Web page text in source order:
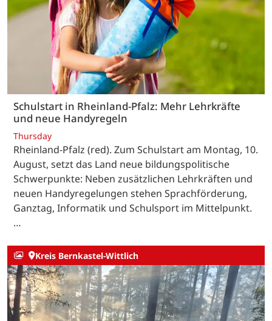
Schulstart in Rheinland-Pfalz: Mehr Lehrkräfte
und neue Handyregeln
Thursday
Rheinland-Pfalz (red). Zum Schulstart am Montag, 10.
August, setzt das Land neue bildungspolitische
Schwerpunkte: Neben zusätzlichen Lehrkräften und
neuen Handyregelungen stehen Sprachförderung,
Ganztag, Informatik und Schulsport im Mittelpunkt.
…
Kreis Bernkastel-Wittlich